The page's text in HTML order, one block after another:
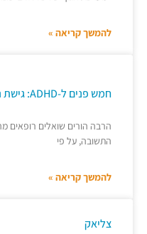
להמשך קריאה »
חמש פנים ל-ADHD: גישת הרפואה הסינית
הרבה הורים שואלים רופאים
התשובה, על פי
להמשך קריאה »
צליאק